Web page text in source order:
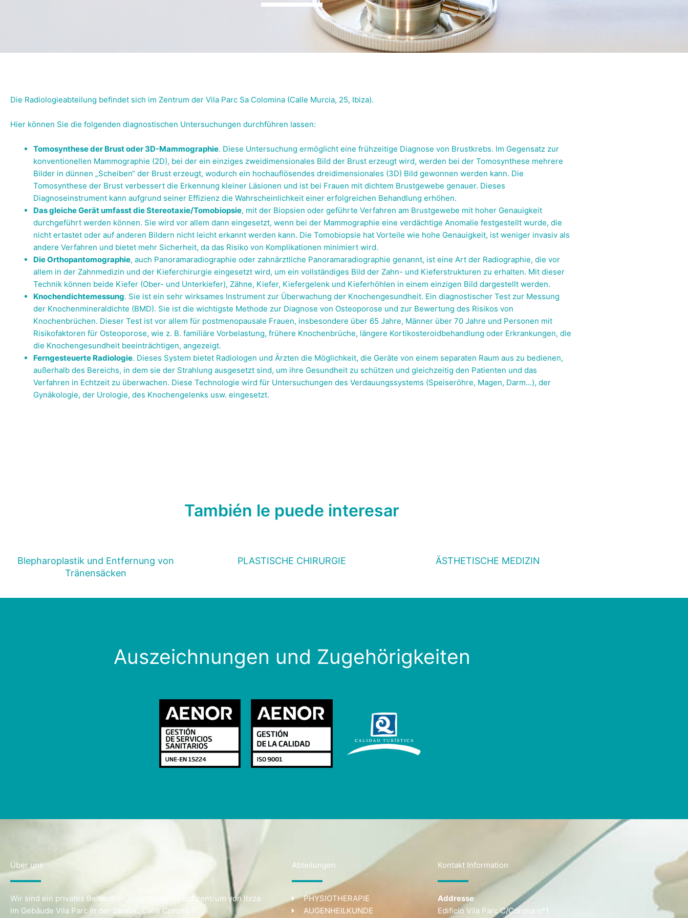
Die Radiologieabteilung befindet sich im Zentrum der Vila Parc Sa Colomina (Calle Murcia, 25, Ibiza).
Hier können Sie die folgenden diagnostischen Untersuchungen durchführen lassen:
Tomosynthese der Brust oder 3D-Mammographie. Diese Untersuchung ermöglicht eine frühzeitige Diagnose von Brustkrebs. Im Gegensatz zur
konventionellen Mammographie (2D), bei der ein einziges zweidimensionales Bild der Brust erzeugt wird, werden bei der Tomosynthese mehrere
Bilder in dünnen „Scheiben“ der Brust erzeugt, wodurch ein hochauflösendes dreidimensionales (3D) Bild gewonnen werden kann. Die
Tomosynthese der Brust verbessert die Erkennung kleiner Läsionen und ist bei Frauen mit dichtem Brustgewebe genauer. Dieses
Diagnoseinstrument kann aufgrund seiner Effizienz die Wahrscheinlichkeit einer erfolgreichen Behandlung erhöhen.
Das gleiche Gerät umfasst die Stereotaxie/Tomobiopsie, mit der Biopsien oder geführte Verfahren am Brustgewebe mit hoher Genauigkeit
durchgeführt werden können. Sie wird vor allem dann eingesetzt, wenn bei der Mammographie eine verdächtige Anomalie festgestellt wurde, die
nicht ertastet oder auf anderen Bildern nicht leicht erkannt werden kann. Die Tomobiopsie hat Vorteile wie hohe Genauigkeit, ist weniger invasiv als
andere Verfahren und bietet mehr Sicherheit, da das Risiko von Komplikationen minimiert wird.
Die Orthopantomographie, auch Panoramaradiographie oder zahnärztliche Panoramaradiographie genannt, ist eine Art der Radiographie, die vor
allem in der Zahnmedizin und der Kieferchirurgie eingesetzt wird, um ein vollständiges Bild der Zahn- und Kieferstrukturen zu erhalten. Mit dieser
Technik können beide Kiefer (Ober- und Unterkiefer), Zähne, Kiefer, Kiefergelenk und Kieferhöhlen in einem einzigen Bild dargestellt werden.
Knochendichtemessung. Sie ist ein sehr wirksames Instrument zur Überwachung der Knochengesundheit. Ein diagnostischer Test zur Messung
der Knochenmineraldichte (BMD). Sie ist die wichtigste Methode zur Diagnose von Osteoporose und zur Bewertung des Risikos von
Knochenbrüchen. Dieser Test ist vor allem für postmenopausale Frauen, insbesondere über 65 Jahre, Männer über 70 Jahre und Personen mit
Risikofaktoren für Osteoporose, wie z. B. familiäre Vorbelastung, frühere Knochenbrüche, längere Kortikosteroidbehandlung oder Erkrankungen, die
die Knochengesundheit beeinträchtigen, angezeigt.
Ferngesteuerte Radiologie. Dieses System bietet Radiologen und Ärzten die Möglichkeit, die Geräte von einem separaten Raum aus zu bedienen,
außerhalb des Bereichs, in dem sie der Strahlung ausgesetzt sind, um ihre Gesundheit zu schützen und gleichzeitig den Patienten und das
Verfahren in Echtzeit zu überwachen. Diese Technologie wird für Untersuchungen des Verdauungssystems (Speiseröhre, Magen, Darm…), der
Gynäkologie, der Urologie, des Knochengelenks usw. eingesetzt.
También le puede interesar
Blepharoplastik und Entfernung von
Tränensäcken
PLASTISCHE CHIRURGIE ÄSTHETISCHE MEDIZIN
Auszeichnungen und Zugehörigkeiten
Über uns
Wir sind ein privates Behandlungszentrum im Stadtzentrum von Ibiza
im Gebäude Vila Parc in der Straße „Calle Corona 1“.
Abteilungen
PHYSIOTHERAPIE
AUGENHEILKUNDE
Kontakt Information
Addresse
Edificio Vila Parc C/Corona nº1